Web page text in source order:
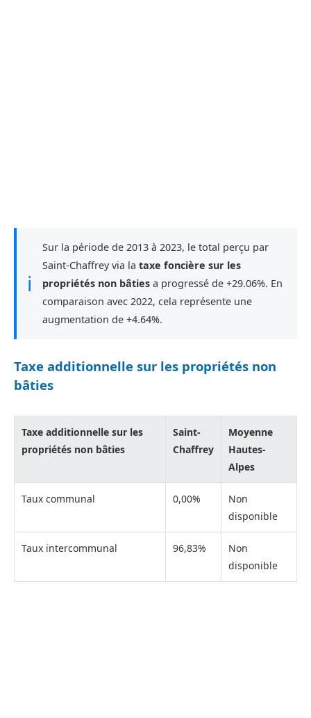
ℹ
Sur la période de 2013 à 2023, le total perçu par
Saint-Chaffrey via la taxe foncière sur les
propriétés non bâties a progressé de +29.06%. En
comparaison avec 2022, cela représente une
augmentation de +4.64%.
Taxe additionnelle sur les propriétés non
bâties
Taxe additionnelle sur les
propriétés non bâties
Saint-
Chaffrey
Moyenne
Hautes-
Alpes
Taux communal 0,00%
Non
disponible
Taux intercommunal 96,83%
Non
disponible